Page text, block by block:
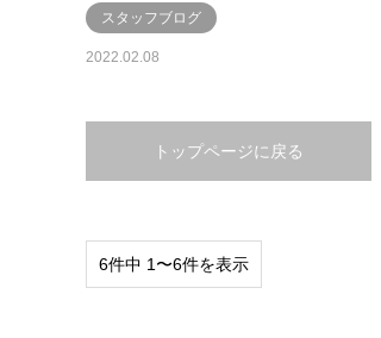
スタッフブログ
2022.02.08
トップページに戻る
6件中 1〜6件を表示